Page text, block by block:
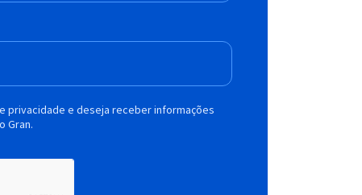
privacidade e deseja receber informações
Gran.